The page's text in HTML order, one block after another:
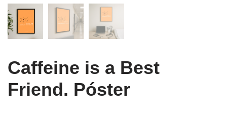
Caffeine is a Best
Friend. Póster